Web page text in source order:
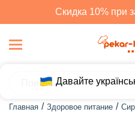
Скидка 10% при
Давайте
Главная Здоровое питание